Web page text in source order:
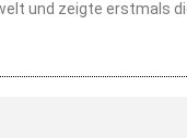
und zeigte erstmals